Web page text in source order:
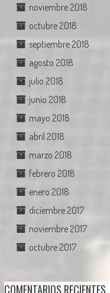
noviembre 2018
octubre 2018
septiembre 2018
agosto 2018
julio 2018
junio 2018
mayo 2018
abril 2018
marzo 2018
febrero 2018
enero 2018
diciembre 2017
noviembre 2017
octubre 2017
COMENTARIOS RECIENTES